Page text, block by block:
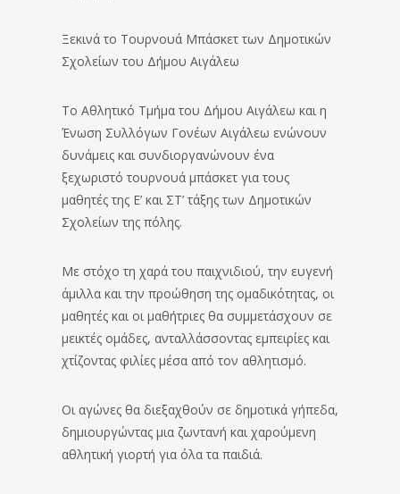
Ξεκινά το Τουρνουά Μπάσκετ των Δημοτικών
Σχολείων του Δήμου Αιγάλεω
Το Αθλητικό Τμήμα του Δήμου Αιγάλεω και η
Ένωση Συλλόγων Γονέων Αιγάλεω ενώνουν
δυνάμεις και συνδιοργανώνουν ένα
ξεχωριστό τουρνουά μπάσκετ για τους
μαθητές της Ε’ και ΣΤ’ τάξης των Δημοτικών
Σχολείων της πόλης.
Με στόχο τη χαρά του παιχνιδιού, την ευγενή
άμιλλα και την προώθηση της ομαδικότητας, οι
μαθητές και οι μαθήτριες θα συμμετάσχουν σε
μεικτές ομάδες, ανταλλάσσοντας εμπειρίες και
χτίζοντας φιλίες μέσα από τον αθλητισμό.
Οι αγώνες θα διεξαχθούν σε δημοτικά γήπεδα,
δημιουργώντας μια ζωντανή και χαρούμενη
αθλητική γιορτή για όλα τα παιδιά.